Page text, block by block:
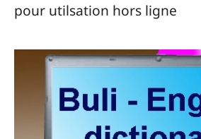
pour utilsation hors ligne